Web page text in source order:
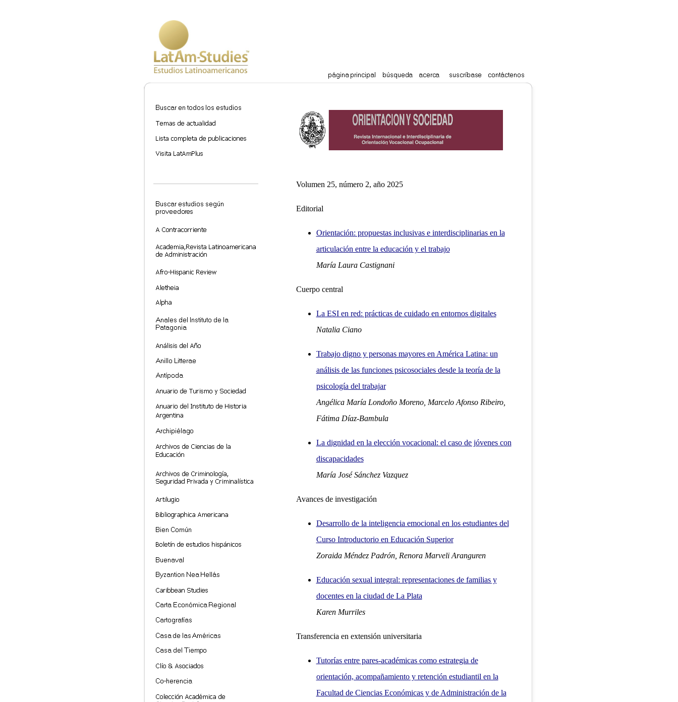
Volumen 25, número 2, año 2025
Editorial
Orientación: propuestas inclusivas e interdisciplinarias en la
articulación entre la educación y el trabajo
María Laura Castignani
Cuerpo central
La ESI en red: prácticas de cuidado en entornos digitales
Natalia Ciano
Trabajo digno y personas mayores en América Latina: un
análisis de las funciones psicosociales desde la teoría de la
psicología del trabajar
Angélica María Londoño Moreno, Marcelo Afonso Ribeiro,
Fátima Díaz-Bambula
La dignidad en la elección vocacional: el caso de jóvenes con
discapacidades
María José Sánchez Vazquez
Avances de investigación
Desarrollo de la inteligencia emocional en los estudiantes del
Curso Introductorio en Educación Superior
Zoraida Méndez Padrón, Renora Marveli Aranguren
Educación sexual integral: representaciones de familias y
docentes en la ciudad de La Plata
Karen Murriles
Transferencia en extensión universitaria
Tutorías entre pares-académicas como estrategia de
orientación, acompañamiento y retención estudiantil en la
Facultad de Ciencias Económicas y de Administración de la